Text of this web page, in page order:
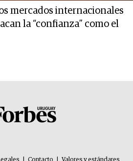
mercados internacionales
la “confianza” como el